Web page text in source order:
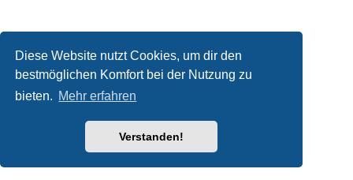
Diese Website nutzt Cookies, um dir den
bestmöglichen Komfort bei der Nutzung zu
bieten. Mehr erfahren
Verstanden!